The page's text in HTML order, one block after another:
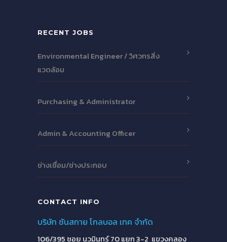
RECENT JOBS
Environmental Engineer / วิศวกรสิ่ง
แวดล้อม
Purchasing & Administrator
Admin & Accounting Officer
ช่างเชื่อม/ช่างประกอบ
CONTACT INFO
บริษัท ซันสกาย โกลบอล เทค จำกัด
106/395 ซอย นวมินทร์ 70 แยก 3-2 แขวงคลอง